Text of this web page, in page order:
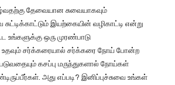
தேவையான சுவையாகவும்
இயற்கையின் வழிகாட்டி என்று
ஒரு முரண்பாடு
உதவும் சர்க்கரையால் சர்க்கரை நோய் போன்ற
கசப்பு மருந்துகளால் நோய்கள்
அது எப்படி? இனிப்புச்சுவை உங்கள்